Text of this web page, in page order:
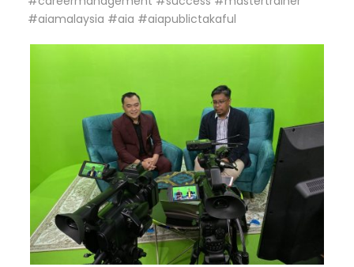
#aiamalaysia #aia #aiapublictakaful